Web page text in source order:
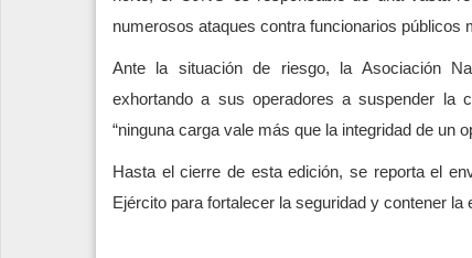
numerosos ataques contra funcionarios públicos
Ante la situación de riesgo, la Asociación
exhortando a sus operadores a suspender la
“ninguna carga vale más que la integridad de un
Hasta el cierre de esta edición, se reporta el
Ejército para fortalecer la seguridad y contener la